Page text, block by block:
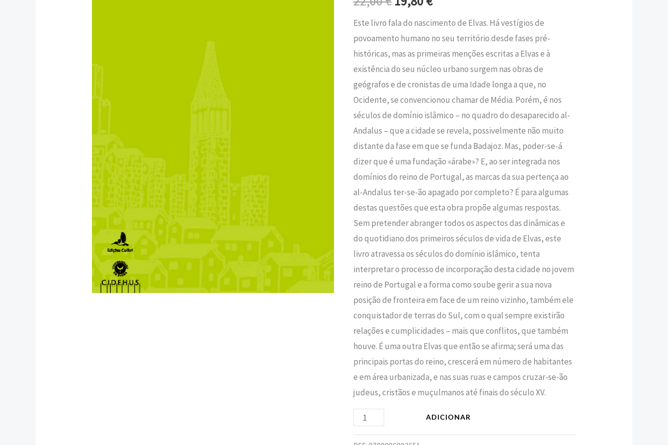
era:
22,00 €.
é:
19,80 €.
Este livro fala do nascimento de Elvas. Há vestígios de
povoamento humano no seu território desde fases pré-
históricas, mas as primeiras menções escritas a Elvas e à
existência do seu núcleo urbano surgem nas obras de
geógrafos e de cronistas de uma Idade longa a que, no
Ocidente, se convencionou chamar de Média. Porém, é nos
séculos de domínio islâmico – no quadro do desaparecido al-
Andalus – que a cidade se revela, possivelmente não muito
distante da fase em que se funda Badajoz. Mas, poder-se-á
dizer que é uma fundação «árabe»? E, ao ser integrada nos
domínios do reino de Portugal, as marcas da sua pertença ao
al-Andalus ter-se-ão apagado por completo? É para algumas
destas questões que esta obra propõe algumas respostas.
Sem pretender abranger todos os aspectos das dinâmicas e
do quotidiano dos primeiros séculos de vida de Elvas, este
livro atravessa os séculos do domínio islâmico, tenta
interpretar o processo de incorporação desta cidade no jovem
reino de Portugal e a forma como soube gerir a sua nova
posição de fronteira em face de um reino vizinho, também ele
conquistador de terras do Sul, com o qual sempre existirão
relações e cumplicidades – mais que conflitos, que também
houve. É uma outra Elvas que então se afirma; será uma das
principais portas do reino, crescerá em número de habitantes
e em área urbanizada, e nas suas ruas e campos cruzar-se-ão
judeus, cristãos e muçulmanos até finais do século XV.
Média
ADICIONAR